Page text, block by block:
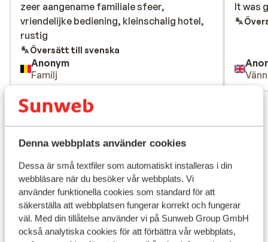
Denna webbplats använder cookies
Dessa är små textfiler som automatiskt installeras i din
webbläsare när du besöker vår webbplats. Vi
använder funktionella cookies som standard för att
säkerställa att webbplatsen fungerar korrekt och fungerar
väl. Med din tillåtelse använder vi på Sunweb Group GmbH
också analytiska cookies för att förbättra vår webbplats,
zeer aangename familiale sfeer,
vriendelijke bediening, kleinschalig hotel,
rustig
zeer aangename familiale sfeer,
vriendelijke bediening, kleinschalig hotel,
rustig
Översätt till svenska
Anonym
Familj
It was
It was
Visa alla 50 omdömen
Läge
Visa på karta